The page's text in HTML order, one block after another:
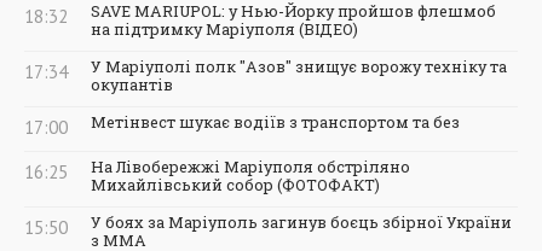
18:32
SAVE MARIUPOL: у Нью-Йорку пройшов флешмоб
на підтримку Маріуполя (ВІДЕО)
17:34
У Маріуполі полк "Азов" знищує ворожу техніку та
окупантів
17:00 Метінвест шукає водіїв з транспортом та без
16:25
На Лівобережжі Маріуполя обстріляно
Михайлівський собор (ФОТОФАКТ)
15:50
У боях за Маріуполь загинув боєць збірної України
з ММА